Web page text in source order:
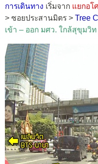
การเดินทาง เริ่มจาก แยกอโ
> ซอยประสานมิตร > Tree
เข้า – ออก มศว. ใกล้สุขุมวิ